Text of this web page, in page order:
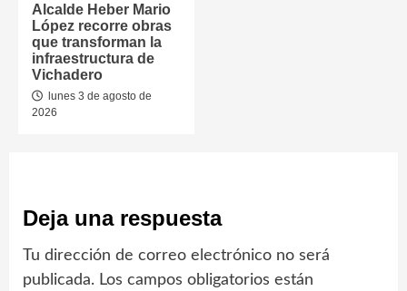
Alcalde Heber Mario
López recorre obras
que transforman la
infraestructura de
Vichadero
lunes 3 de agosto de
2026
Deja una respuesta
Tu dirección de correo electrónico no será
publicada. Los campos obligatorios están